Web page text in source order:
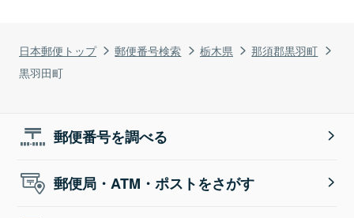
日本郵便トップ 郵便番号検索 栃木県
那須郡黒羽町
黒羽田町
郵便番号を調べる
郵便局・ATM・ポストをさがす